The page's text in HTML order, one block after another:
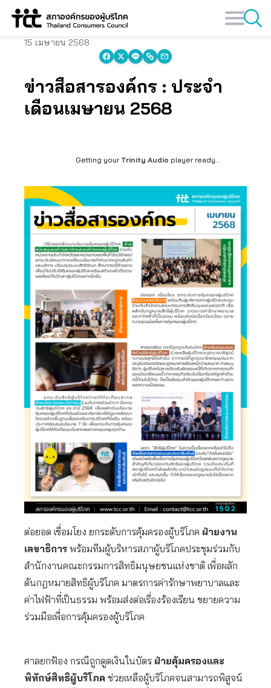
Skip
15 เมษายน 2568
ข่าวสื่อสารองค์กร : ประจำ
เดือนเมษายน 2568
Getting your Trinity Audio player ready...
ต่อยอด เชื่อมโยง ยกระดับการคุ้มครองผู้บริโภค ฝ่ายงาน
เลขาธิการ พร้อมทีมผู้บริหารสภาผู้บริโภคประชุมร่วมกับ
สำนักงานคณะกรรมการสิทธิมนุษยชนแห่งชาติ เพื่อผลัก
ดันกฎหมายสิทธิผู้บริโภค มาตรการค่ารักษาพยาบาลและ
ค่าไฟฟ้าที่เป็นธรรม พร้อมส่งต่อเรื่องร้องเรียน ขยายความ
ร่วมมือเพื่อการคุ้มครองผู้บริโภค
ศาลยกฟ้อง กรณีถูกดูดเงินในบัตร ฝ่ายคุ้มครองและ
พิทักษ์สิทธิผู้บริโภค ช่วยเหลือผู้บริโภคจนสามารถพิสูจน์